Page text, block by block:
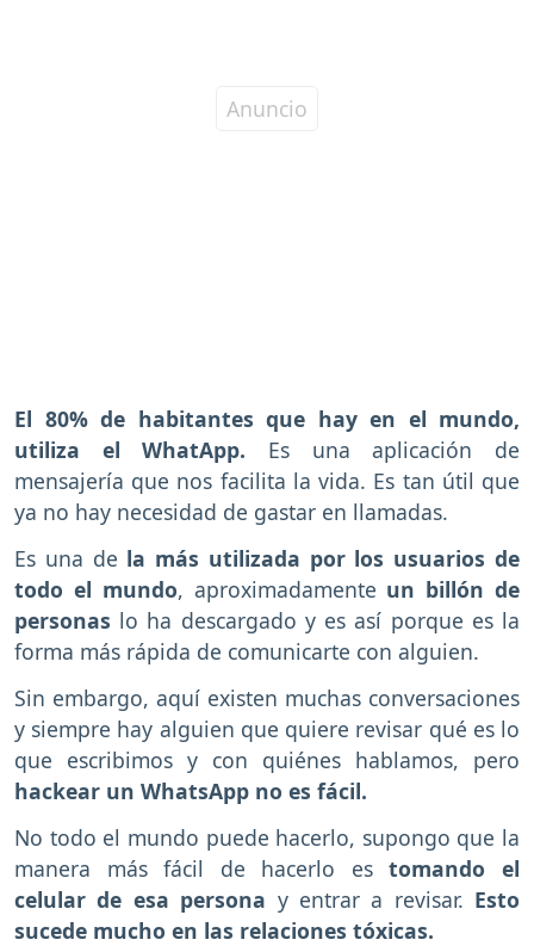
El 80% de habitantes que hay en el mundo,
utiliza el WhatApp. Es una aplicación de
mensajería que nos facilita la vida. Es tan útil que
ya no hay necesidad de gastar en llamadas.
Es una de la más utilizada por los usuarios de
todo el mundo, aproximadamente un billón de
personas lo ha descargado y es así porque es la
forma más rápida de comunicarte con alguien.
Sin embargo, aquí existen muchas conversaciones
y siempre hay alguien que quiere revisar qué es lo
que escribimos y con quiénes hablamos, pero
hackear un WhatsApp no es fácil.
No todo el mundo puede hacerlo, supongo que la
manera más fácil de hacerlo estomando el
celular de esa persona y entrar a revisar. Esto
sucede mucho en las relaciones tóxicas.